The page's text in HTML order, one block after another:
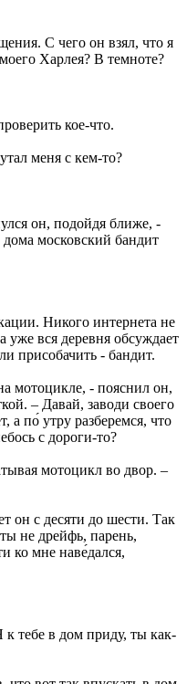
С чего он взял, что я
Харлея? В темноте?
кое-что.
меня с кем-то?
он, подойдя ближе, -
дома московский бандит
Никого интернета не
уже вся деревня обсуждает
присобачить - бандит.
мотоцикле, - пояснил он,
– Давай, заводи своего
а по́ утру разберемся, что
с дороги-то?
мотоцикл во двор. –
он с десяти до шести. Так
не дрейфь, парень,
ко мне наве́дался,
тебе в дом приду, ты как-